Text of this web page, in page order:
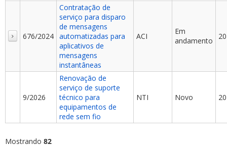
676/2024
Contratação de
serviço para disparo
de mensagens
automatizadas para
aplicativos de
mensagens
instantâneas
ACI
Em
andamento
9/2026
Renovação de
serviço de suporte
técnico para
equipamentos de
rede sem fio
NTI Novo
Mostrando 82